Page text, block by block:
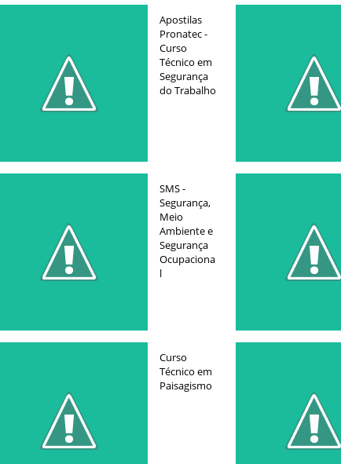
Apostilas
Pronatec -
Curso
Técnico em
Segurança
do Trabalho
SMS -
Segurança,
Meio
Ambiente e
Segurança
Ocupaciona
l
Curso
Técnico em
Paisagismo